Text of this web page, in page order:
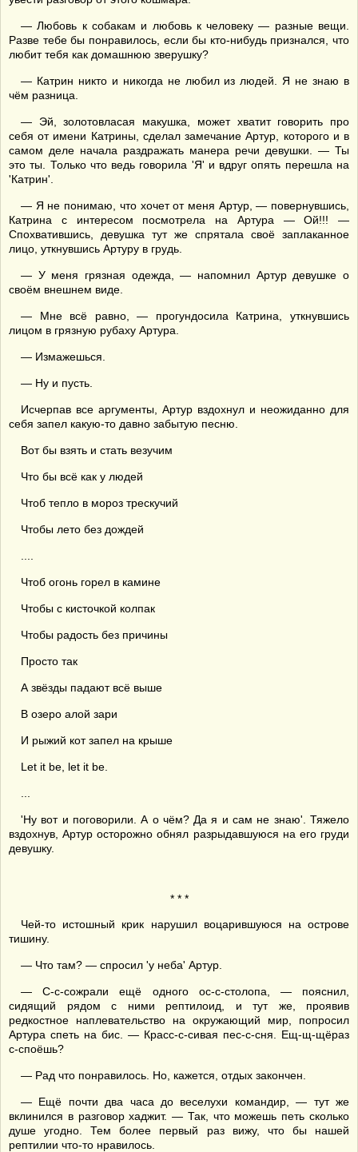
— Любовь к собакам и любовь к человеку — разные вещи.
Разве тебе бы понравилось, если бы кто-нибудь признался, что
любит тебя как домашнюю зверушку?
— Катрин никто и никогда не любил из людей. Я не знаю в
чём разница.
— Эй, золотовласая макушка, может хватит говорить про
себя от имени Катрины, сделал замечание Артур, которого и в
самом деле начала раздражать манера речи девушки. — Ты
это ты. Только что ведь говорила 'Я' и вдруг опять перешла на
'Катрин'.
— Я не понимаю, что хочет от меня Артур, — повернувшись,
Катрина с интересом посмотрела на Артура — Ой!!! —
Спохватившись, девушка тут же спрятала своё заплаканное
лицо, уткнувшись Артуру в грудь.
— У меня грязная одежда, — напомнил Артур девушке о
своём внешнем виде.
— Мне всё равно, — прогундосила Катрина, уткнувшись
лицом в грязную рубаху Артура.
— Измажешься.
— Ну и пусть.
Исчерпав все аргументы, Артур вздохнул и неожиданно для
себя запел какую-то давно забытую песню.
Вот бы взять и стать везучим
Что бы всё как у людей
Чтоб тепло в мороз трескучий
Чтобы лето без дождей
Чтоб огонь горел в камине
Чтобы с кисточкой колпак
Чтобы радость без причины
Просто так
А звёзды падают всё выше
В озеро алой зари
И рыжий кот запел на крыше
Let it be, let it be.
'Ну вот и поговорили. А о чём? Да я и сам не знаю'. Тяжело
вздохнув, Артур осторожно обнял разрыдавшуюся на его груди
девушку.
* * *
Чей-то истошный крик нарушил воцарившуюся на острове
тишину.
— Что там? — спросил 'у неба' Артур.
— С-с-сожрали ещё одного ос-с-столопа, — пояснил,
сидящий рядом с ними рептилоид, и тут же, проявив
редкостное наплевательство на окружающий мир, попросил
Артура спеть на бис. — Красс-с-сивая пес-с-сня. Ещ-щ-щёраз
с-споёшь?
— Рад что понравилось. Но, кажется, отдых закончен.
— Ещё почти два часа до веселухи командир, — тут же
вклинился в разговор хаджит. — Так, что можешь петь сколько
душе угодно. Тем более первый раз вижу, что бы нашей
рептилии что-то нравилось.